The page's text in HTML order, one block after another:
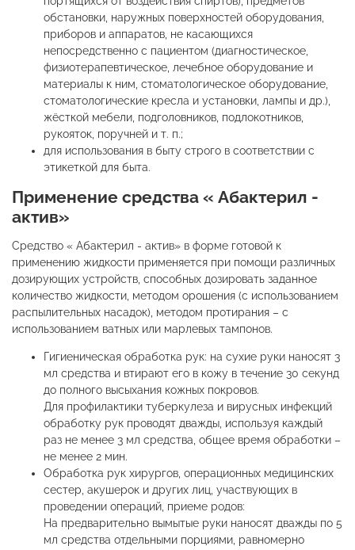
обстановки, наружных поверхностей оборудования,
приборов и аппаратов, не касающихся
непосредственно с пациентом (диагностическое,
физиотерапевтическое, лечебное оборудование и
материалы к ним, стоматологическое оборудование,
стоматологические кресла и установки, лампы и др.),
жёсткой мебели, подголовников, подлокотников,
рукояток, поручней и т. п.;
для использования в быту строго в соответствии с
этикеткой для быта.
Применение средства « Абактерил -
актив»
Средство « Абактерил - актив» в форме готовой к
применению жидкости применяется при помощи различных
дозирующих устройств, способных дозировать заданное
количество жидкости, методом орошения (с использованием
распылительных насадок), методом протирания – с
использованием ватных или марлевых тампонов.
Гигиеническая обработка рук: на сухие руки наносят 3
мл средства и втирают его в кожу в течение 30 секунд
до полного высыхания кожных покровов.
Для профилактики туберкулеза и вирусных инфекций
обработку рук проводят дважды, используя каждый
раз не менее 3 мл средства, общее время обработки –
не менее 2 мин.
Обработка рук хирургов, операционных медицинских
сестер, акушерок и других лиц, участвующих в
проведении операций, приеме родов:
На предварительно вымытые руки наносят дважды по 5
мл средства отдельными порциями, равномерно